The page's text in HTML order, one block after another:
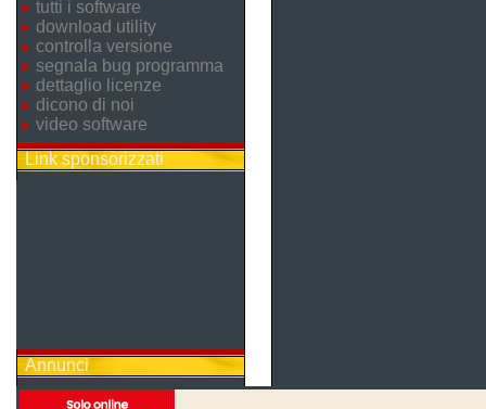
tutti i software
download utility
controlla versione
segnala bug programma
dettaglio licenze
dicono di noi
video software
Link sponsorizzati
Annunci